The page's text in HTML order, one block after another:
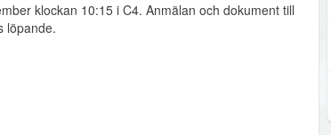
klockan 10:15 i C4. Anmälan och dokument till
löpande.